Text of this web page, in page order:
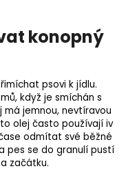
konopný
psovi k jídlu.
když je smíchán s
jemnou, nevtíravou
olej často používají iv
odmítat své běžné
pes se do granulí pustí
začátku.